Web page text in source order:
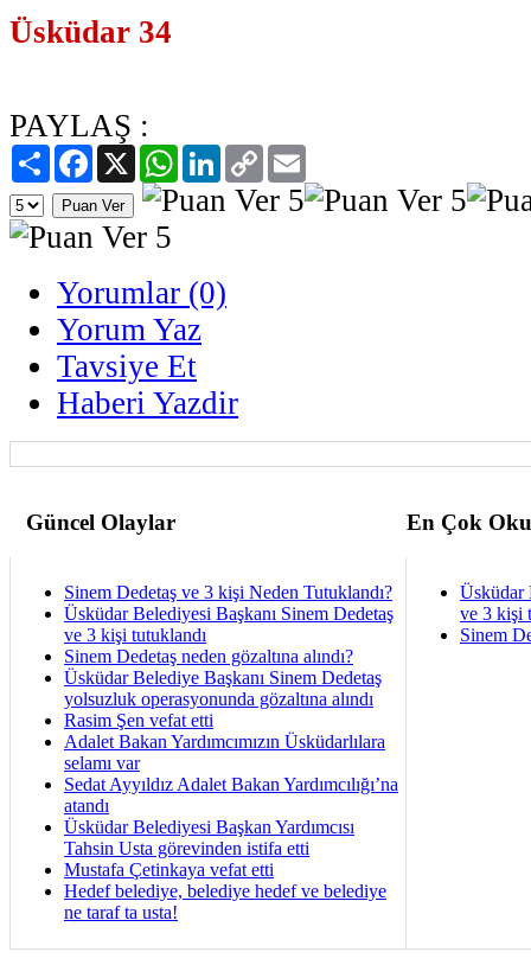
Üsküdar 34
PAYLAŞ :
PaylaşFacebook
X WhatsAppLinkedIn
Copy
Link
Yorumlar (0)
Yorum Yaz
Tavsiye Et
Haberi Yazdir
Güncel Olaylar En Çok
Sinem Dedetaş ve 3 kişi Neden Tutuklandı?
Üsküdar Belediyesi Başkanı Sinem Dedetaş
ve 3 kişi tutuklandı
Sinem Dedetaş neden gözaltına alındı?
Üsküdar Belediye Başkanı Sinem Dedetaş
yolsuzluk operasyonunda gözaltına alındı
Rasim Şen vefat etti
Adalet Bakan Yardımcımızın Üsküdarlılara
selamı var
Sedat Ayyıldız Adalet Bakan Yardımcılığı’na
atandı
Üsküdar Belediyesi Başkan Yardımcısı
Tahsin Usta görevinden istifa etti
Mustafa Çetinkaya vefat etti
Hedef belediye, belediye hedef ve belediye
ne taraf ta usta!
Üsküdar
ve 3 kişi
Sinem